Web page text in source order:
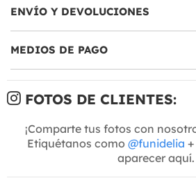
ENVÍO Y DEVOLUCIONES
MEDIOS DE PAGO
FOTOS DE CLIENTES:
¡Comparte tus fotos con
Etiquétanos como @funidelia +
aparecer aquí.